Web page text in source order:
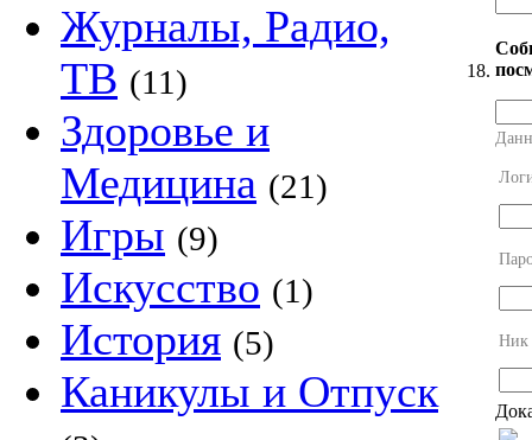
Журналы, Радио,
ТВ (11)
Здоровье и
Медицина (21)
Игры (9)
Искусство (1)
История (5)
Каникулы и Отпуск
18.
Ник